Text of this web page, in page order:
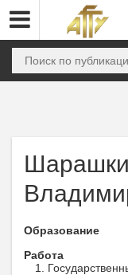
Образование
Работа